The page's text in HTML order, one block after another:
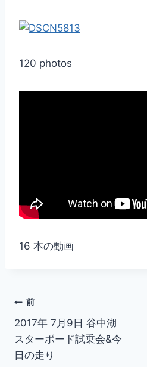
120 photos
16 本の動画
投
稿
ナ
前
2017年 7月9日 谷中湖
スターボード試乗会&今
日の走り